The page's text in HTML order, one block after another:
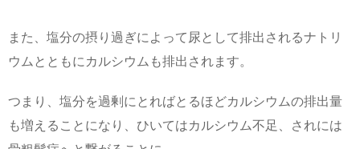
また、塩分の摂り過ぎによって尿として排出されるナトリ
ウムとともにカルシウムも排出されます。
つまり、塩分を過剰にとればとるほどカルシウムの排出量
も増えることになり、ひいてはカルシウム不足、されには